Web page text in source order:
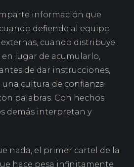
información que
defiende al equipo
cuando distribuye
lugar de acumularlo,
de dar instrucciones,
cultura de confianza
palabras. Con hechos
demás interpretan y
nada, el primer cartel de la
hace pesa infinitamente